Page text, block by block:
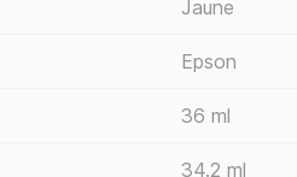
Jaune
Epson
36 ml
34.2 ml